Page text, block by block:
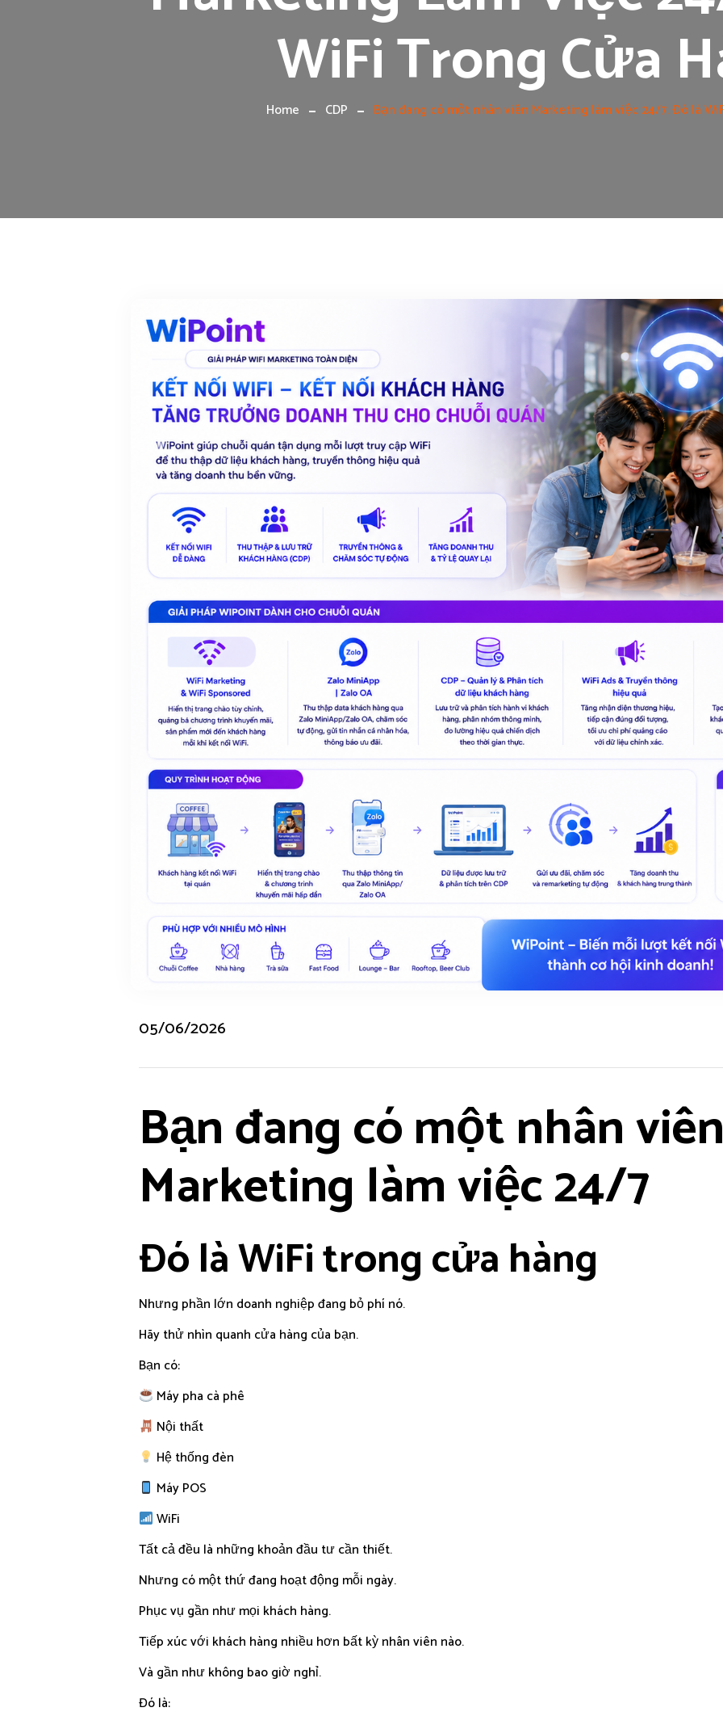
WiFi Trong Cửa
Home CDP Bạn đang có một nhân viên Marketing làm việc 24/7. Đó là
05/06/2026
Bạn đang có một nhân viên
Marketing làm việc 24/7
Đó là WiFi trong cửa hàng
Nhưng phần lớn doanh nghiệp đang bỏ phí nó.
Hãy thử nhìn quanh cửa hàng của bạn.
Bạn có:
Máy pha cà phê
Nội thất
Hệ thống đèn
Máy POS
WiFi
Tất cả đều là những khoản đầu tư cần thiết.
Nhưng có một thứ đang hoạt động mỗi ngày.
Phục vụ gần như mọi khách hàng.
Tiếp xúc với khách hàng nhiều hơn bất kỳ nhân viên nào.
Và gần như không bao giờ nghỉ.
Đó là: